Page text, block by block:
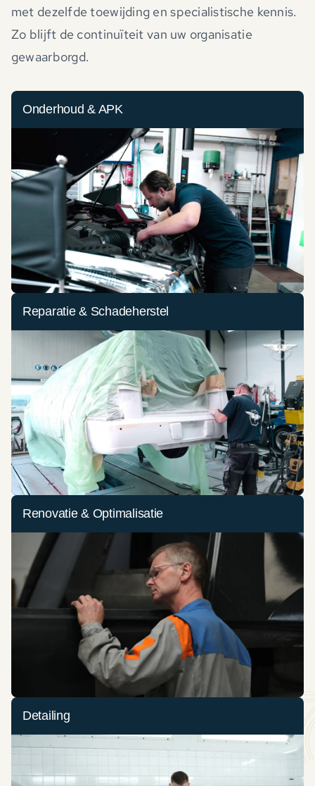
met dezelfde toewijding en specialistische kennis.
Zo blijft de continuïteit van uw organisatie
gewaarborgd.
Onderhoud & APK
Reparatie & Schadeherstel
Renovatie & Optimalisatie
Detailing